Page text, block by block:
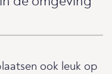
ook leuk op